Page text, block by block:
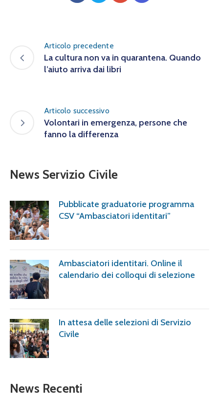
Articolo precedente
La cultura non va in quarantena. Quando
l’aiuto arriva dai libri
Articolo successivo
Volontari in emergenza, persone che
fanno la differenza
News Servizio Civile
Pubblicate graduatorie programma
CSV “Ambasciatori identitari”
Ambasciatori identitari. Online il
calendario dei colloqui di selezione
In attesa delle selezioni di Servizio
Civile
News Recenti